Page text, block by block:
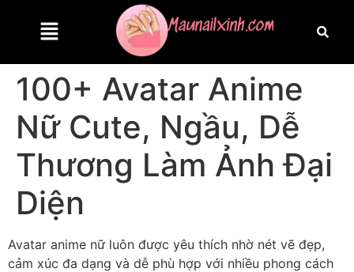
100+ Avatar Anime
Nữ Cute, Ngầu, Dễ
Thương Làm Ảnh Đại
Diện
Avatar anime nữ luôn được yêu thích nhờ nét vẽ đẹp,
cảm xúc đa dạng và dễ phù hợp với nhiều phong cách